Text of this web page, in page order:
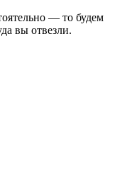
— то будем
вы отвезли.